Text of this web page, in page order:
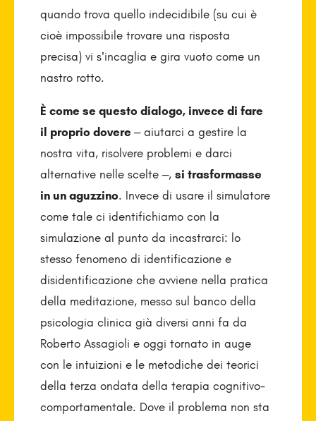
quando trova quello indecidibile (su cui è
cioè impossibile trovare una risposta
precisa) vi s’incaglia e gira vuoto come un
nastro rotto.
È come se questo dialogo, invece di fare
il proprio dovere – aiutarci a gestire la
nostra vita, risolvere problemi e darci
alternative nelle scelte –, si trasformasse
in un aguzzino. Invece di usare il simulatore
come tale ci identifichiamo con la
simulazione al punto da incastrarci: lo
stesso fenomeno di identificazione e
disidentificazione che avviene nella pratica
della meditazione, messo sul banco della
psicologia clinica già diversi anni fa da
Roberto Assagioli e oggi tornato in auge
con le intuizioni e le metodiche dei teorici
della terza ondata della terapia cognitivo-
comportamentale. Dove il problema non sta